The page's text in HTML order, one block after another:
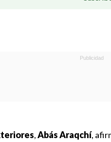
,Abás Araqchí,